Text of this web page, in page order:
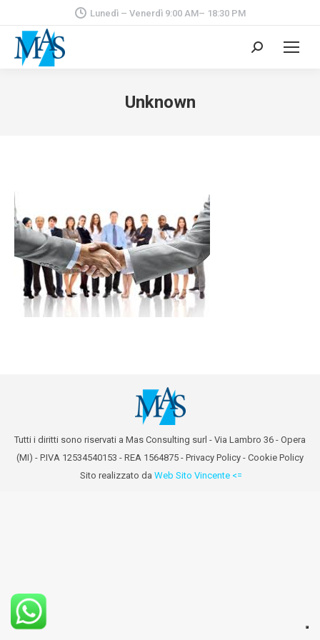
Lunedì – Venerdì 9:00 AM– 18:30 PM
Cerca:
Unknown
Tutti i diritti sono riservati a Mas Consulting surl - Via Lambro 36 - Opera
(MI) - P.IVA 12534540153 - REA 1564875 - Privacy Policy - Cookie Policy
Sito realizzato da Web Sito Vincente <=